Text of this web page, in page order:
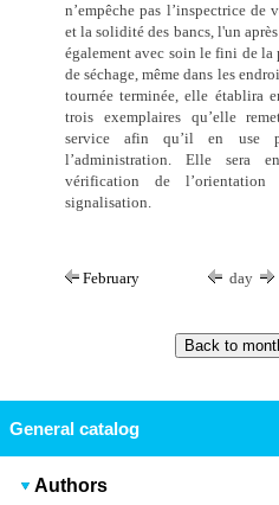
n’empêche pas l’inspectrice de
et la solidité des bancs, l'un
également avec soin le fini de la
de séchage, même dans les
tournée terminée, elle établira
trois exemplaires qu’elle
service afin qu’il en use
l’administration. Elle sera
vérification de l’orientation
signalisation.
February day
General catalog
Authors